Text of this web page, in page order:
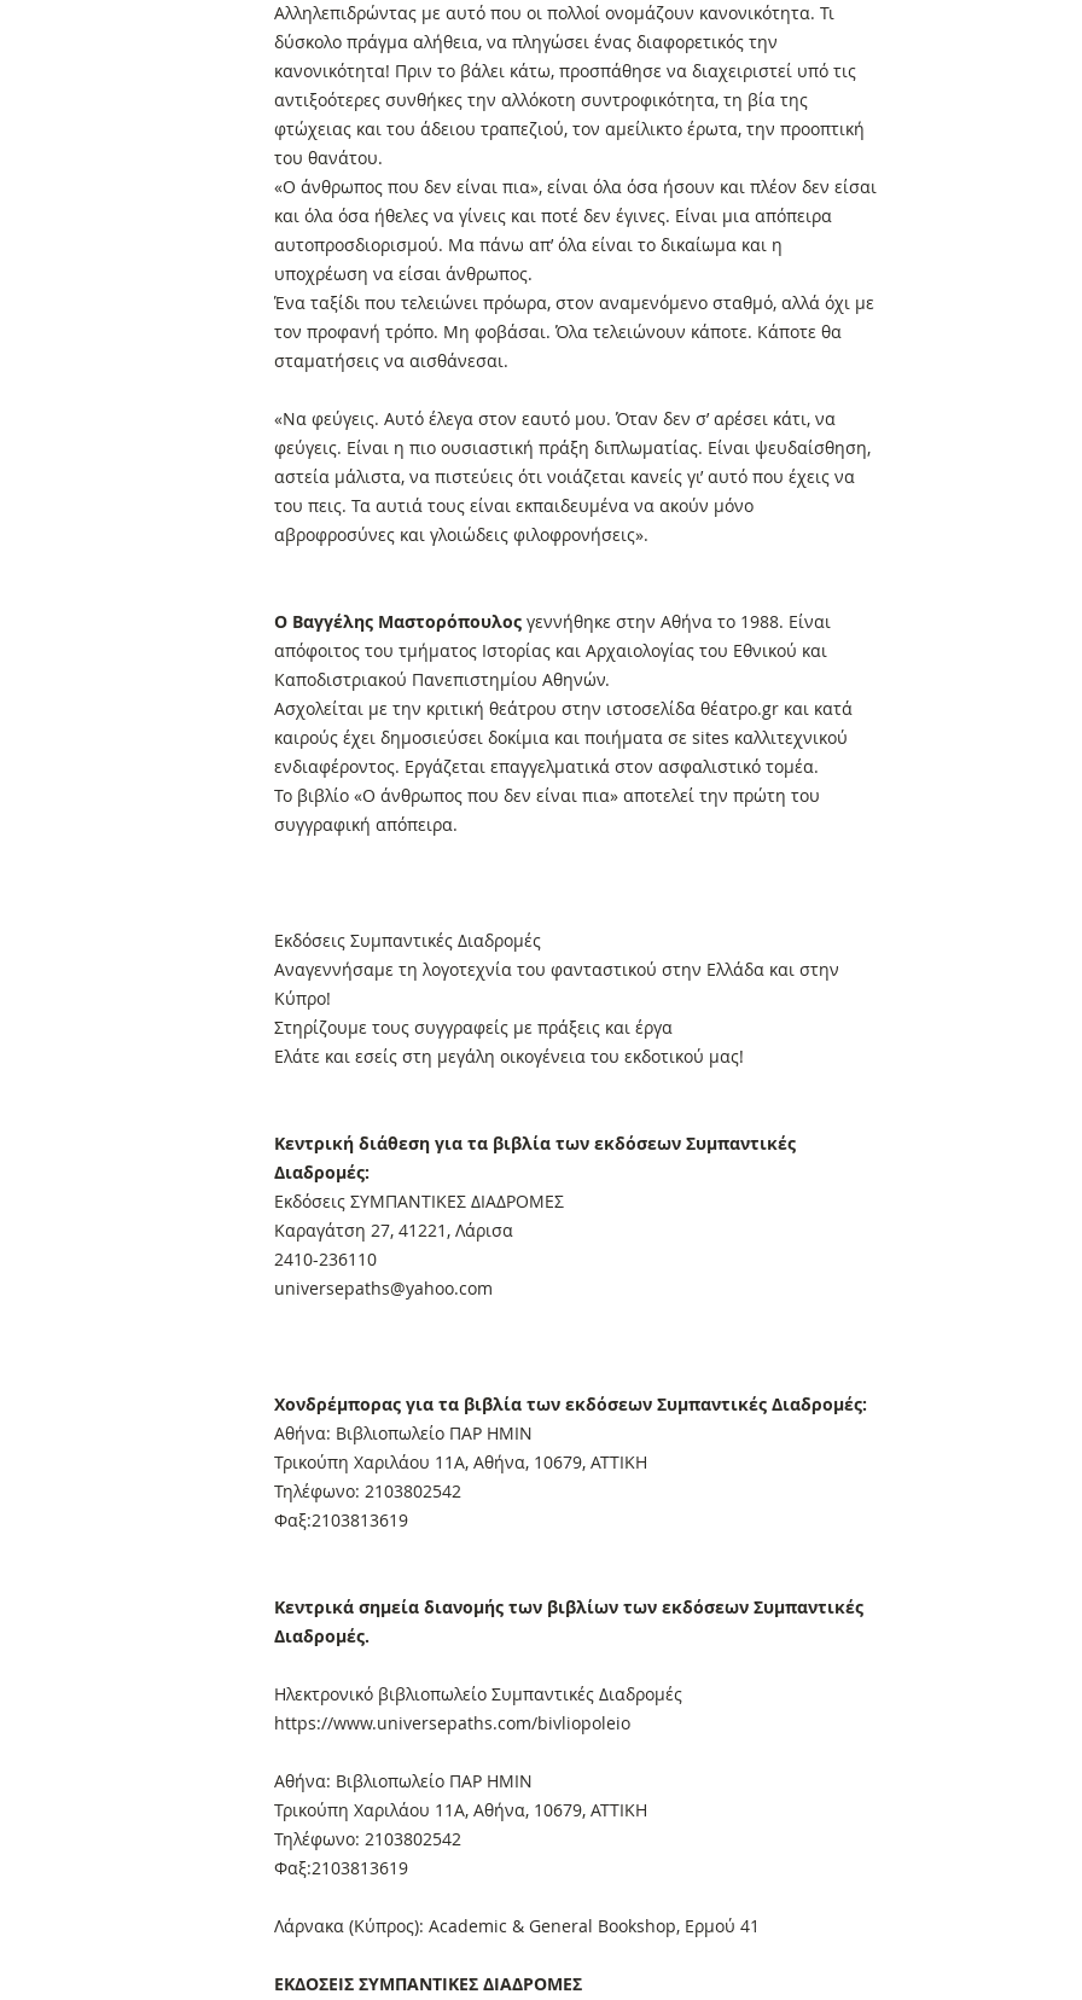
Αλληλεπιδρώντας με αυτό που οι πολλοί ονομάζουν κανονικότητα. Τι
δύσκολο πράγμα αλήθεια, να πληγώσει ένας διαφορετικός την
κανονικότητα! Πριν το βάλει κάτω, προσπάθησε να διαχειριστεί υπό τις
αντιξοότερες συνθήκες την αλλόκοτη συντροφικότητα, τη βία της
φτώχειας και του άδειου τραπεζιού, τον αμείλικτο έρωτα, την προοπτική
του θανάτου.
«Ο άνθρωπος που δεν είναι πια», είναι όλα όσα ήσουν και πλέον δεν είσαι
και όλα όσα ήθελες να γίνεις και ποτέ δεν έγινες. Είναι μια απόπειρα
αυτοπροσδιορισμού. Μα πάνω απ’ όλα είναι το δικαίωμα και η
υποχρέωση να είσαι άνθρωπος.
Ένα ταξίδι που τελειώνει πρόωρα, στον αναμενόμενο σταθμό, αλλά όχι με
τον προφανή τρόπο. Μη φοβάσαι. Όλα τελειώνουν κάποτε. Κάποτε θα
σταματήσεις να αισθάνεσαι.
«Να φεύγεις. Αυτό έλεγα στον εαυτό μου. Όταν δεν σ’ αρέσει κάτι, να
φεύγεις. Είναι η πιο ουσιαστική πράξη διπλωματίας. Είναι ψευδαίσθηση,
αστεία μάλιστα, να πιστεύεις ότι νοιάζεται κανείς γι’ αυτό που έχεις να
του πεις. Τα αυτιά τους είναι εκπαιδευμένα να ακούν μόνο
αβροφροσύνες και γλοιώδεις φιλοφρονήσεις».
Ο Βαγγέλης Μαστορόπουλος γεννήθηκε στην Αθήνα το 1988. Είναι
απόφοιτος του τμήματος Ιστορίας και Αρχαιολογίας του Εθνικού και
Καποδιστριακού Πανεπιστημίου Αθηνών.
Ασχολείται με την κριτική θεάτρου στην ιστοσελίδα θέατρο.gr και κατά
καιρούς έχει δημοσιεύσει δοκίμια και ποιήματα σε sites καλλιτεχνικού
ενδιαφέροντος. Εργάζεται επαγγελματικά στον ασφαλιστικό τομέα.
Το βιβλίο «Ο άνθρωπος που δεν είναι πια» αποτελεί την πρώτη του
συγγραφική απόπειρα.
Εκδόσεις Συμπαντικές Διαδρομές
Αναγεννήσαμε τη λογοτεχνία του φανταστικού στην Ελλάδα και στην
Κύπρο!
Στηρίζουμε τους συγγραφείς με πράξεις και έργα
Ελάτε και εσείς στη μεγάλη οικογένεια του εκδοτικού μας!
Κεντρική διάθεση για τα βιβλία των εκδόσεων Συμπαντικές
Διαδρομές:
Εκδόσεις ΣΥΜΠΑΝΤΙΚΕΣ ΔΙΑΔΡΟΜΕΣ
Καραγάτση 27, 41221, Λάρισα
2410-236110
universepaths@yahoo.com
Xονδρέμπορας για τα βιβλία των εκδόσεων Συμπαντικές Διαδρομές:
Αθήνα: Βιβλιοπωλείο ΠΑΡ ΗΜΙΝ
Τρικούπη Χαριλάου 11Α, Αθήνα, 10679, ΑΤΤΙΚΗ
Τηλέφωνο: 2103802542
Φαξ:2103813619
Κεντρικά σημεία διανομής των βιβλίων των εκδόσεων Συμπαντικές
Διαδρομές.
Ηλεκτρονικό βιβλιοπωλείο Συμπαντικές Διαδρομές
https://www.universepaths.com/bivliopoleio
Αθήνα: Βιβλιοπωλείο ΠΑΡ ΗΜΙΝ
Τρικούπη Χαριλάου 11Α, Αθήνα, 10679, ΑΤΤΙΚΗ
Τηλέφωνο: 2103802542
Φαξ:2103813619
Λάρνακα (Κύπρος): Academic & General Bookshop, Ερμού 41
ΕΚΔΟΣΕΙΣ ΣΥΜΠΑΝΤΙΚΕΣ ΔΙΑΔΡΟΜΕΣ